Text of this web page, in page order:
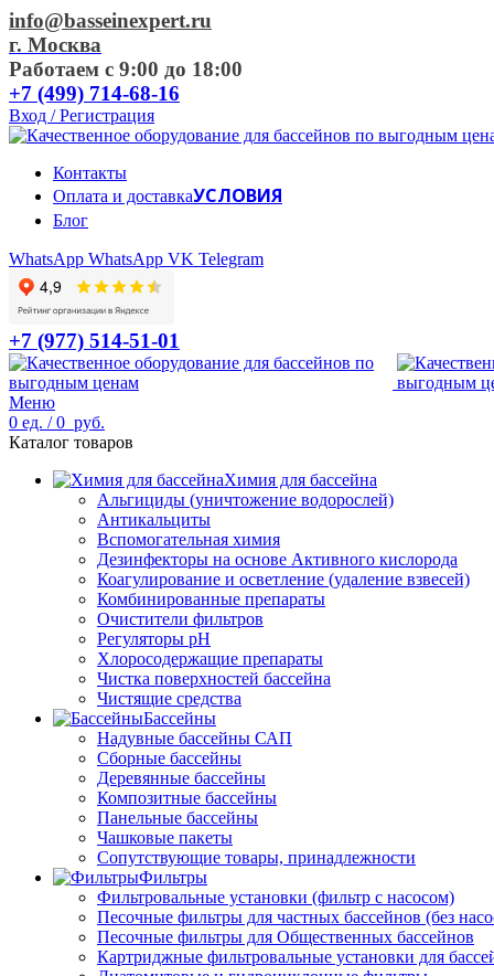
info@basseinexpert.ru
г. Москва
Работаем с 9:00 до 18:00
+7 (499) 714-68-16
Вход / Регистрация
Контакты
Оплата и доставкаУСЛОВИЯ
Блог
WhatsApp WhatsApp VK Telegram
+7 (977) 514-51-01
Меню
0 ед. / 0 руб.
Каталог товаров
Химия для бассейна
Альгициды (уничтожение водорослей)
Антикальциты
Вспомогательная химия
Дезинфекторы на основе Активного кислорода
Коагулирование и осветление (удаление взвесей)
Комбинированные препараты
Очистители фильтров
Регуляторы pH
Хлоросодержащие препараты
Чистка поверхностей бассейна
Чистящие средства
Бассейны
Надувные бассейны САП
Сборные бассейны
Деревянные бассейны
Композитные бассейны
Панельные бассейны
Чашковые пакеты
Сопутствующие товары, принадлежности
Фильтры
Фильтровальные установки (фильтр с насосом)
Песочные фильтры для частных бассейнов (без
Песочные фильтры для Общественных бассейнов
Картриджные фильтровальные установки для